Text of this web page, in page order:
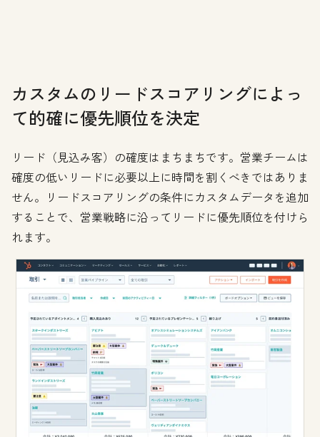
カスタムのリードスコアリングによっ
て的確に優先順位を決定
リード（見込み客）の確度はまちまちです。営業チームは
確度の低いリードに必要以上に時間を割くべきではありま
せん。リードスコアリングの条件にカスタムデータを追加
することで、営業戦略に沿ってリードに優先順位を付けら
れます。